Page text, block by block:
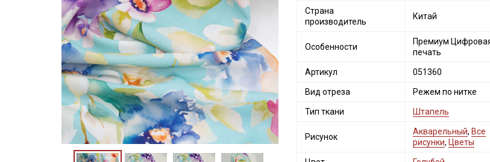
Страна
производитель
Китай
Особенности
Премиум
печать
Артикул 051360
Вид отреза Режем по нитке
Тип ткани Штапель
Рисунок
Акварельный, Все
рисунки, Цветы